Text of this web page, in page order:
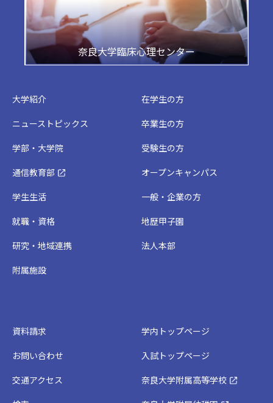
奈良大学臨床心理センター
大学紹介
ニューストピックス
学部・大学院
通信教育部
学生生活
就職・資格
研究・地域連携
附属施設
在学生の方
卒業生の方
受験生の方
オープンキャンパス
一般・企業の方
地歴甲子園
法人本部
資料請求
お問い合わせ
交通アクセス
学内トップページ
入試トップページ
奈良大学附属高等学校